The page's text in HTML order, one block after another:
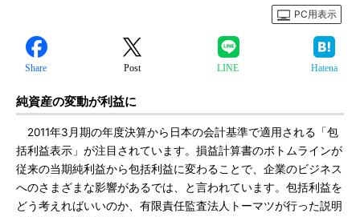
PC用表示
Share Post LINE Hatena
純資産の変動が利益に
2011年3月期の年度決算から日本の会計基準で適用される「包
括利益表示」が注目されています。損益計算書のボトムラインが
従来の当期純利益から包括利益に変わることで、企業のビジネス
へのさまざまな影響があるでは、と言われています。包括利益を
どう考えればいいのか、有限責任監査法人トーマツが行った説明